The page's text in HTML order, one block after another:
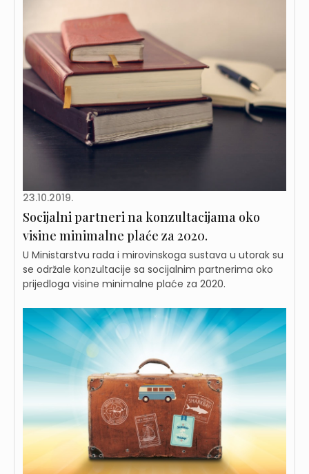
23.10.2019.
Socijalni partneri na konzultacijama oko
visine minimalne plaće za 2020.
U Ministarstvu rada i mirovinskoga sustava u utorak su
se održale konzultacije sa socijalnim partnerima oko
prijedloga visine minimalne plaće za 2020.